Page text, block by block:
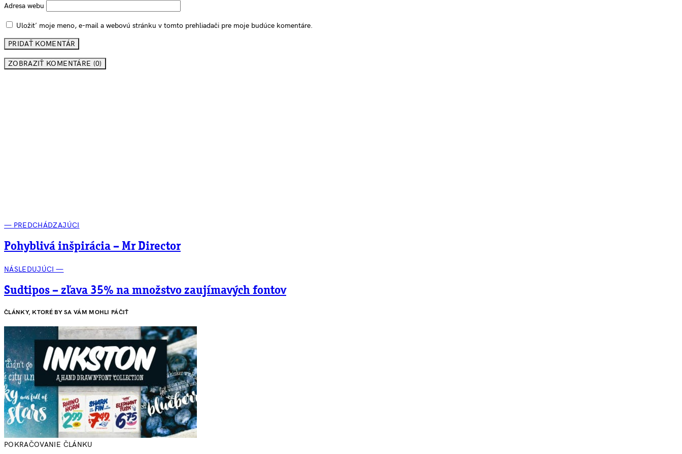
Adresa webu
Uložiť moje meno, e-mail a webovú stránku v tomto prehliadači pre moje budúce komentáre.
ZOBRAZIŤ KOMENTÁRE (0)
— PREDCHÁDZAJÚCI
Pohyblivá inšpirácia – Mr Director
NÁSLEDUJÚCI —
Sudtipos – zľava 35% na množstvo zaujímavých fontov
ČLÁNKY, KTORÉ BY SA VÁM MOHLI PÁČIŤ
POKRAČOVANIE ČLÁNKU